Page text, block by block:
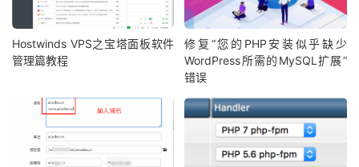
Hostwinds VPS之宝塔面板软件
管理篇教程
修复“您的PHP安装似乎缺少
WordPress所需的MySQL扩展”
错误